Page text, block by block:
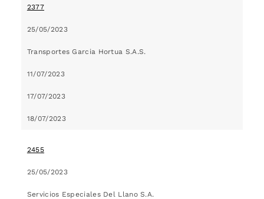
2377
25/05/2023
Transportes Garcia Hortua S.A.S.
11/07/2023
17/07/2023
18/07/2023
2455
25/05/2023
Servicios Especiales Del Llano S.A.